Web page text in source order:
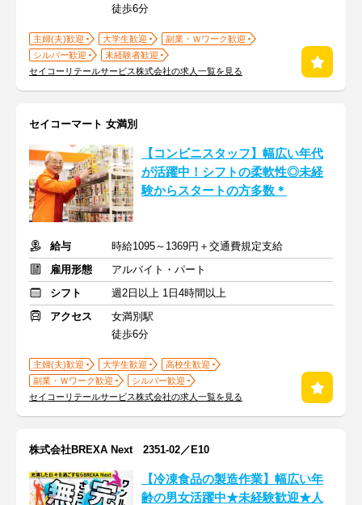
徒歩6分
主婦(夫)歓迎 大学生歓迎
副業・Ｗワーク歓迎
シルバー歓迎
未経験者歓迎
セイコーリテールサービス株式会社の求人一覧を見る
セイコーマート 女満別
【コンビニスタッフ】幅広い年代
が活躍中！シフトの柔軟性◎未経
験からスタートの方多数＊
給与
時給1095～1369円＋交通費規定支給
雇用形態
アルバイト・パート
シフト
週2日以上 1日4時間以上
アクセス
女満別駅
徒歩6分
主婦(夫)歓迎 大学生歓迎
高校生歓迎
副業・Ｗワーク歓迎
シルバー歓迎
セイコーリテールサービス株式会社の求人一覧を見る
株式会社BREXA Next 2351-02／E10
【冷凍食品の製造作業】幅広い年
齢の男女活躍中★未経験歓迎★人